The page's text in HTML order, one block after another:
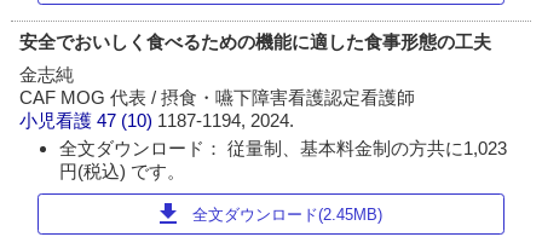
安全でおいしく食べるための機能に適した食事形態の工夫
金志純
CAF MOG 代表 / 摂食・嚥下障害看護認定看護師
小児看護 47 (10) 1187-1194, 2024.
全文ダウンロード： 従量制、基本料金制の方共に1,023
円(税込) です。
download 全文ダウンロード(2.45MB)